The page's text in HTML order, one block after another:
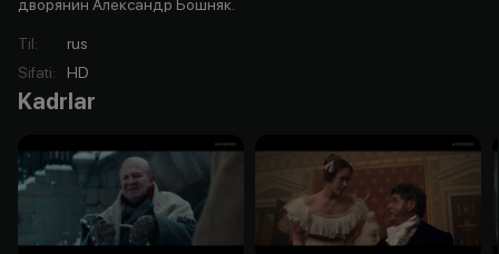
дворянин Александр Бошняк.
Til:
rus
Sifati: HD
Kadrlar